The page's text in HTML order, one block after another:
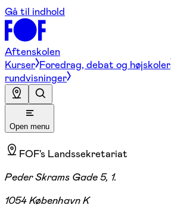
Gå til indhold
Aftenskolen
Kurser Foredrag, debat og højskoler
rundvisninger
Open menu
FOF's Landssekretariat
Peder Skrams Gade 5, 1.
1054 København K